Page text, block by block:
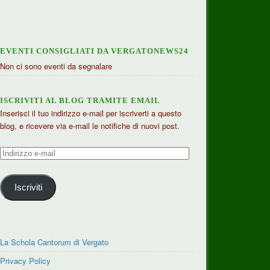
EVENTI CONSIGLIATI DA VERGATONEWS24
Non ci sono eventi da segnalare
ISCRIVITI AL BLOG TRAMITE EMAIL
Inserisci il tuo indirizzo e-mail per iscriverti a questo
blog, e ricevere via e-mail le notifiche di nuovi post.
Indirizzo
mail
Iscriviti
La Schola Cantorum di Vergato
Privacy Policy